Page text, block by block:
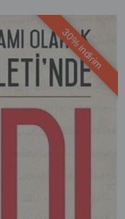
30% indirim